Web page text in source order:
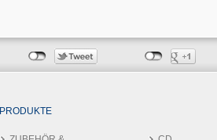
PRODUKTE